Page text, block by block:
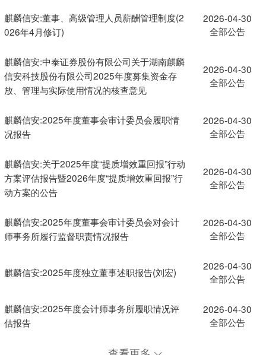
麒麟信安:董事、高级管理人员薪酬管理制度(2
026年4月修订)
2026-04-30
全部公告
麒麟信安:中泰证券股份有限公司关于湖南麒麟
信安科技股份有限公司2025年度募集资金存
放、管理与实际使用情况的核查意见
2026-04-30
全部公告
麒麟信安:2025年度董事会审计委员会履职情
况报告
2026-04-30
全部公告
麒麟信安:关于2025年度“提质增效重回报”行动
方案评估报告暨2026年度“提质增效重回报”行
动方案的公告
2026-04-30
全部公告
麒麟信安:2025年度董事会审计委员会对会计
师事务所履行监督职责情况报告
2026-04-30
全部公告
麒麟信安:2025年度独立董事述职报告(刘宏)
2026-04-30
全部公告
麒麟信安:2025年度会计师事务所履职情况评
估报告
2026-04-30
全部公告